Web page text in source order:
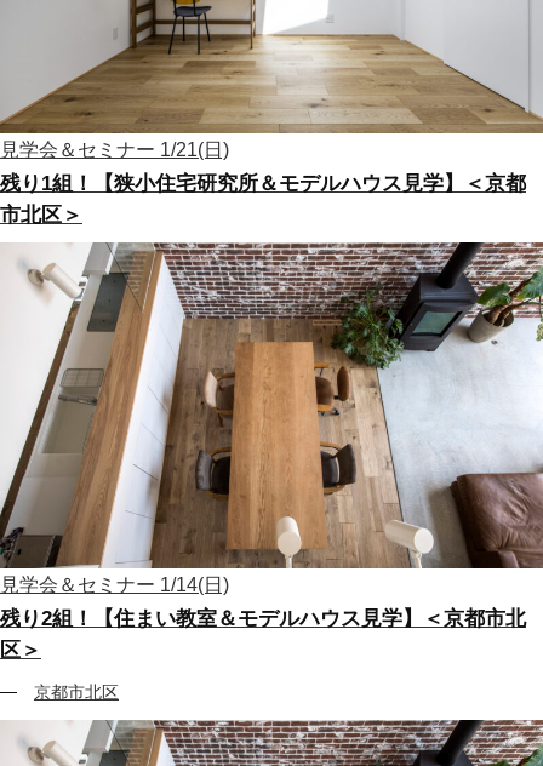
見学会＆セミナー 1/21(日)
残り1組！【狭小住宅研究所＆モデルハウス見学】＜京都
市北区＞
見学会＆セミナー 1/14(日)
残り2組！【住まい教室＆モデルハウス見学】＜京都市北
区＞
京都市北区